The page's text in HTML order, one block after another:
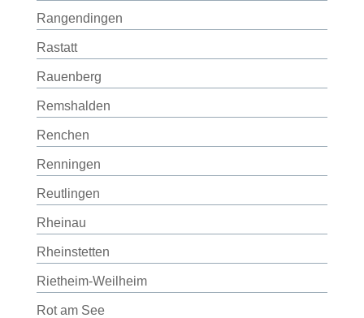
Rangendingen
Rastatt
Rauenberg
Remshalden
Renchen
Renningen
Reutlingen
Rheinau
Rheinstetten
Rietheim-Weilheim
Rot am See